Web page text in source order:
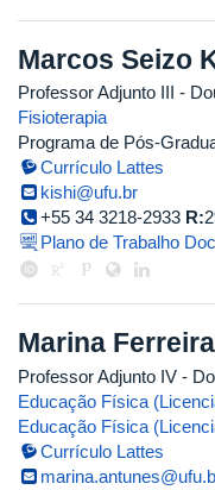
Marcos Seizo
Professor Adjunto III -
Fisioterapia
Programa de Pós-
Currículo Lattes
kishi@ufu.br
+55 34 3218-2933 R:
Plano de Trabalho
Marina
Professor Adjunto IV -
Educação Física
Educação Física
Currículo Lattes